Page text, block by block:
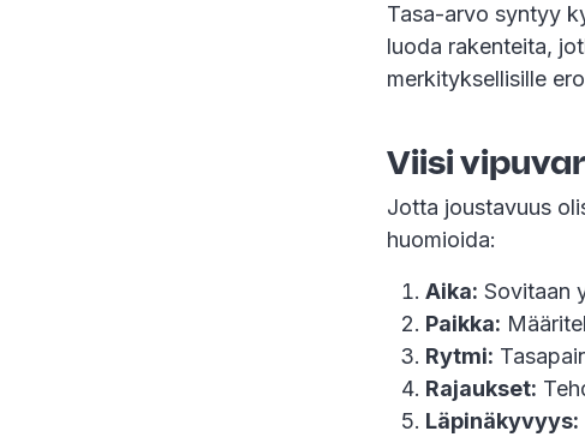
Tasa-arvo syntyy
luoda rakenteita,
merkityksellisille
Viisi
Jotta joustavuus
huomioida:
Aika: Sovitaan
Paikka:
Rytmi:
Rajaukset:
Läpinäkyvyys: